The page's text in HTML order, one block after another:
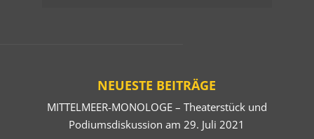
NEUESTE BEITRÄGE
MITTELMEER-MONOLOGE – Theaterstück und
Podiumsdiskussion am 29. Juli 2021